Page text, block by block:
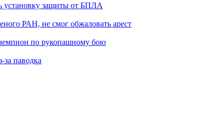
установку защиты от БПЛА
РАН, не смог обжаловать арест
по рукопашному бою
за паводка